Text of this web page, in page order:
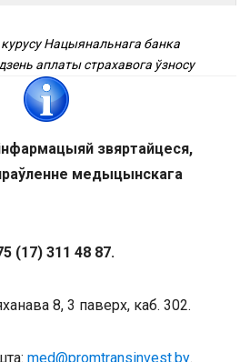
курусу Нацыянальнага банка
аплаты страхавога ўзносу
звяртайцеся,
медыцынскага
(17) 311 48 87.
8, 3 паверх, каб. 302.
med@promtransinvest.by.